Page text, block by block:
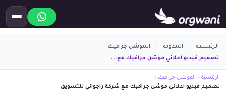
الرئيسية المدونة
الموشن جرافيك
تصميم فيديو اعلاني موشن جرافيك مع...
الرئيسية › الموشن جرافيك ›
تصميم فيديو اعلاني موشن جرافيك مع شركة راجواني للتسويق